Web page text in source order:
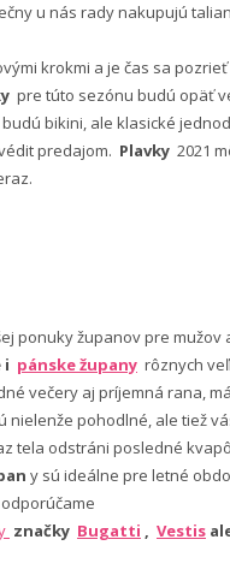
u nás rady nakupujú
krokmi a je čas sa
pre túto sezónu budú opäť
bikini, ale klasické
predajom. Plavky 2021
ponuky županov pre mužov
i pánske župany rôznych
večery aj príjemná rana,
nielenže pohodlné, ale tiež
tela odstráni posledné
y sú ideálne pre letné
značky Bugatti , Vestis